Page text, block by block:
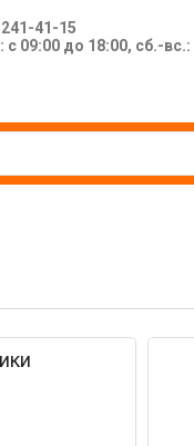
41-15
с 09:00 до 18:00, сб.-